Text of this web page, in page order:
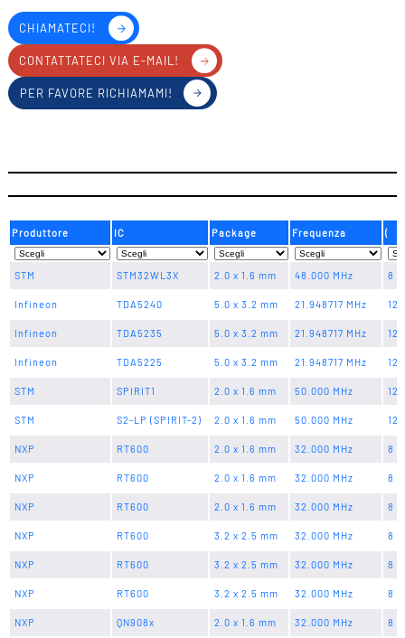
CHIAMATECI!
CONTATTATECI VIA E-MAIL!
PER FAVORE RICHIAMAMI!
Produttore IC Package Frequenza (
STM STM32WL3X 2.0 x 1.6 mm 48.000 MHz 8
Infineon TDA5240 5.0 x 3.2 mm 21.948717 MHz 12
Infineon TDA5235 5.0 x 3.2 mm 21.948717 MHz 12
Infineon TDA5225 5.0 x 3.2 mm 21.948717 MHz 12
STM SPIRIT1 2.0 x 1.6 mm 50.000 MHz 12
STM S2-LP (SPIRIT-2) 2.0 x 1.6 mm 50.000 MHz 12
NXP RT600 2.0 x 1.6 mm 32.000 MHz 8
NXP RT600 2.0 x 1.6 mm 32.000 MHz 8
NXP RT600 2.0 x 1.6 mm 32.000 MHz 8
NXP RT600 3.2 x 2.5 mm 32.000 MHz 8
NXP RT600 3.2 x 2.5 mm 32.000 MHz 8
NXP RT600 3.2 x 2.5 mm 32.000 MHz 8
NXP QN908x 2.0 x 1.6 mm 32.000 MHz 8